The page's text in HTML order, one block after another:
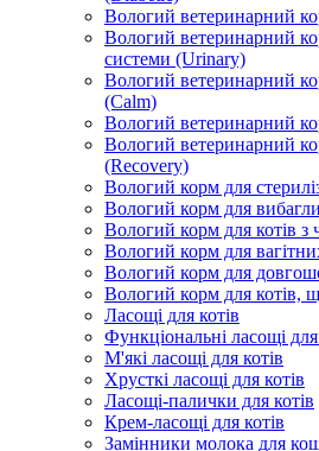
Вологий ветеринарний
Вологий ветеринарний
системи (Urinary)
Вологий ветеринарний
(Calm)
Вологий ветеринарний
Вологий ветеринарний
(Recovery)
Вологий корм для
Вологий корм для
Вологий корм для котів
Вологий корм для
Вологий корм для
Вологий корм для котів,
Ласощі для котів
Функціональні ласощі для
М'які ласощі для котів
Хрусткі ласощі для котів
Ласощі-палички для котів
Крем-ласощі для котів
Замінники молока для